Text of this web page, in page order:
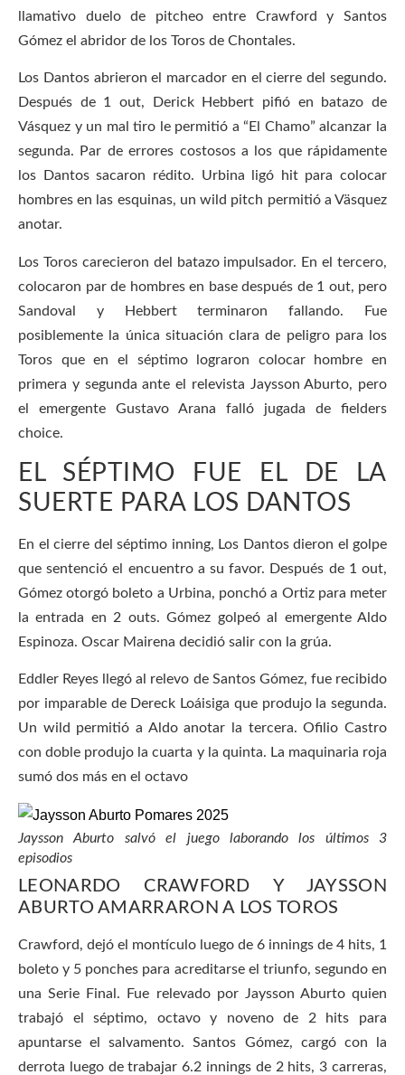
llamativo duelo de pitcheo entre Crawford y Santos
Gómez el abridor de los Toros de Chontales.
Los Dantos abrieron el marcador en el cierre del segundo.
Después de 1 out, Derick Hebbert pifió en batazo de
Vásquez y un mal tiro le permitió a “El Chamo” alcanzar la
segunda. Par de errores costosos a los que rápidamente
los Dantos sacaron rédito. Urbina ligó hit para colocar
hombres en las esquinas, un wild pitch permitió a Väsquez
anotar.
Los Toros carecieron del batazo impulsador. En el tercero,
colocaron par de hombres en base después de 1 out, pero
Sandoval y Hebbert terminaron fallando. Fue
posiblemente la única situación clara de peligro para los
Toros que en el séptimo lograron colocar hombre en
primera y segunda ante el relevista Jaysson Aburto, pero
el emergente Gustavo Arana falló jugada de fielders
choice.
EL SÉPTIMO FUE EL DE LA
SUERTE PARA LOS DANTOS
En el cierre del séptimo inning, Los Dantos dieron el golpe
que sentenció el encuentro a su favor. Después de 1 out,
Gómez otorgó boleto a Urbina, ponchó a Ortiz para meter
la entrada en 2 outs. Gómez golpeó al emergente Aldo
Espinoza. Oscar Mairena decidió salir con la grúa.
Eddler Reyes llegó al relevo de Santos Gómez, fue recibido
por imparable de Dereck Loáisiga que produjo la segunda.
Un wild permitió a Aldo anotar la tercera. Ofilio Castro
con doble produjo la cuarta y la quinta. La maquinaria roja
sumó dos más en el octavo
Jaysson Aburto salvó el juego laborando los últimos 3
episodios
LEONARDO CRAWFORD Y JAYSSON
ABURTO AMARRARON A LOS TOROS
Crawford, dejó el montículo luego de 6 innings de 4 hits, 1
boleto y 5 ponches para acreditarse el triunfo, segundo en
una Serie Final. Fue relevado por Jaysson Aburto quien
trabajó el séptimo, octavo y noveno de 2 hits para
apuntarse el salvamento. Santos Gómez, cargó con la
derrota luego de trabajar 6.2 innings de 2 hits, 3 carreras,